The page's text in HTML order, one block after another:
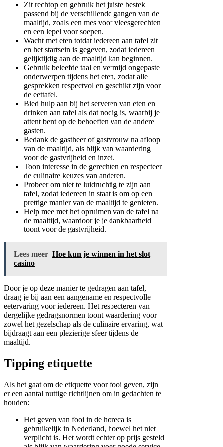
Zit rechtop en gebruik het juiste bestek
passend bij de verschillende gangen van de
maaltijd, zoals een mes voor vleesgerechten
en een lepel voor soepen.
Wacht met eten totdat iedereen aan tafel zit
en het startsein is gegeven, zodat iedereen
gelijktijdig aan de maaltijd kan beginnen.
Gebruik beleefde taal en vermijd ongepaste
onderwerpen tijdens het eten, zodat alle
gesprekken respectvol en geschikt zijn voor
de eettafel.
Bied hulp aan bij het serveren van eten en
drinken aan tafel als dat nodig is, waarbij je
attent bent op de behoeften van de andere
gasten.
Bedank de gastheer of gastvrouw na afloop
van de maaltijd, als blijk van waardering
voor de gastvrijheid en inzet.
Toon interesse in de gerechten en respecteer
de culinaire keuzes van anderen.
Probeer om niet te luidruchtig te zijn aan
tafel, zodat iedereen in staat is om op een
prettige manier van de maaltijd te genieten.
Help mee met het opruimen van de tafel na
de maaltijd, waardoor je je dankbaarheid
toont voor de gastvrijheid.
Lees meer Hoe kun je winnen in het slot
casino
Door je op deze manier te gedragen aan tafel,
draag je bij aan een aangename en respectvolle
eetervaring voor iedereen. Het respecteren van
dergelijke gedragsnormen toont waardering voor
zowel het gezelschap als de culinaire ervaring, wat
bijdraagt aan een plezierige sfeer tijdens de
maaltijd.
Tipping etiquette
Als het gaat om de etiquette voor fooi geven, zijn
er een aantal nuttige richtlijnen om in gedachten te
houden:
Het geven van fooi in de horeca is
gebruikelijk in Nederland, hoewel het niet
verplicht is. Het wordt echter op prijs gesteld